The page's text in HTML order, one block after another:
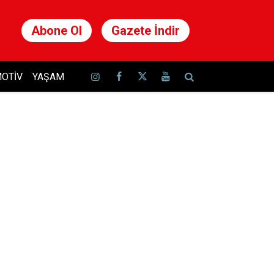
Abone Ol Gazete İndir
YAŞAM